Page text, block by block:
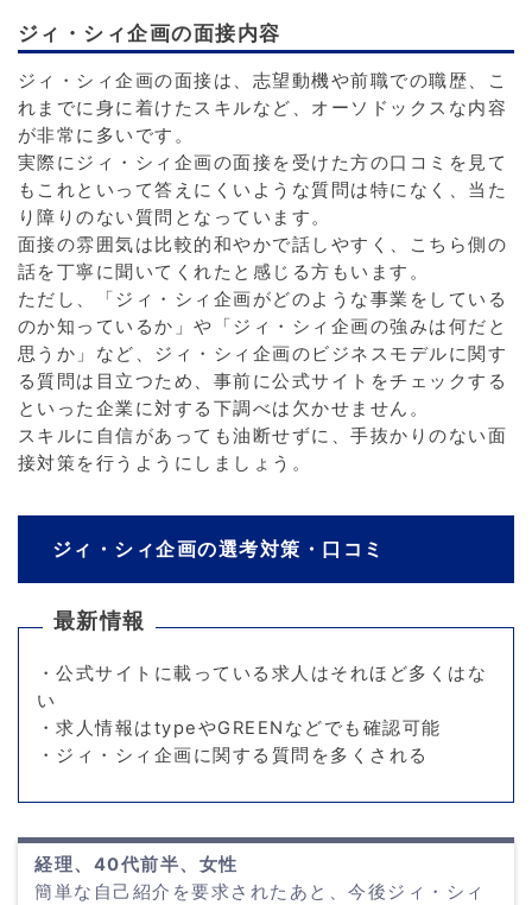
ジィ・シィ企画の面接内容
ジィ・シィ企画の面接は、志望動機や前職での職歴、こ
れまでに身に着けたスキルなど、オーソドックスな内容
が非常に多いです。
実際にジィ・シィ企画の面接を受けた方の口コミを見て
もこれといって答えにくいような質問は特になく、当た
り障りのない質問となっています。
面接の雰囲気は比較的和やかで話しやすく、こちら側の
話を丁寧に聞いてくれたと感じる方もいます。
ただし、「ジィ・シィ企画がどのような事業をしている
のか知っているか」や「ジィ・シィ企画の強みは何だと
思うか」など、ジィ・シィ企画のビジネスモデルに関す
る質問は目立つため、事前に公式サイトをチェックする
といった企業に対する下調べは欠かせません。
スキルに自信があっても油断せずに、手抜かりのない面
接対策を行うようにしましょう。
ジィ・シィ企画の選考対策・口コミ
最新情報
・公式サイトに載っている求人はそれほど多くはな
い
・求人情報はtypeやGREENなどでも確認可能
・ジィ・シィ企画に関する質問を多くされる
経理、40代前半、女性
簡単な自己紹介を要求されたあと、今後ジィ・シィ